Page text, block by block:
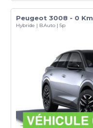
Peugeot 3008 - 0 Km
Hybride | B.Auto | 5p